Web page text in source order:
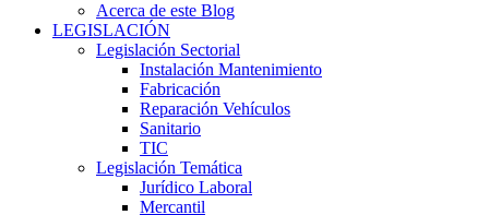
Acerca de este Blog
LEGISLACIÓN
Legislación Sectorial
Instalación Mantenimiento
Fabricación
Reparación Vehículos
Sanitario
TIC
Legislación Temática
Jurídico Laboral
Mercantil